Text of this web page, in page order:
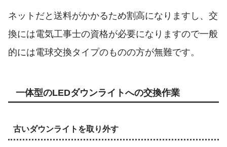
ネットだと送料がかかるため割高になりますし、交
換には電気工事士の資格が必要になりますので一般
的には電球交換タイプのものの方が無難です。
一体型のLEDダウンライトへの交換作業
古いダウンライトを取り外す